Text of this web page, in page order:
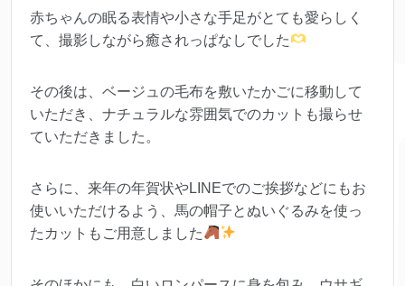
赤ちゃんの眠る表情や小さな手足がとても愛らしく
て、撮影しながら癒されっぱなしでした
その後は、ベージュの毛布を敷いたかごに移動して
いただき、ナチュラルな雰囲気でのカットも撮らせ
ていただきました。
さらに、来年の年賀状やLINEでのご挨拶などにもお
使いいただけるよう、馬の帽子とぬいぐるみを使っ
たカットもご用意しました